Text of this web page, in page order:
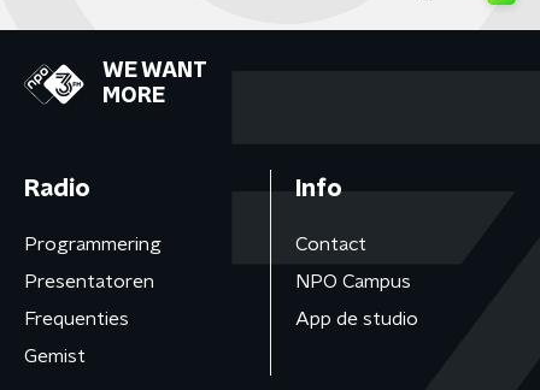
WE WANT
MORE
Radio
Programmering
Presentatoren
Frequenties
Gemist
Info
Contact
NPO Campus
App de studio